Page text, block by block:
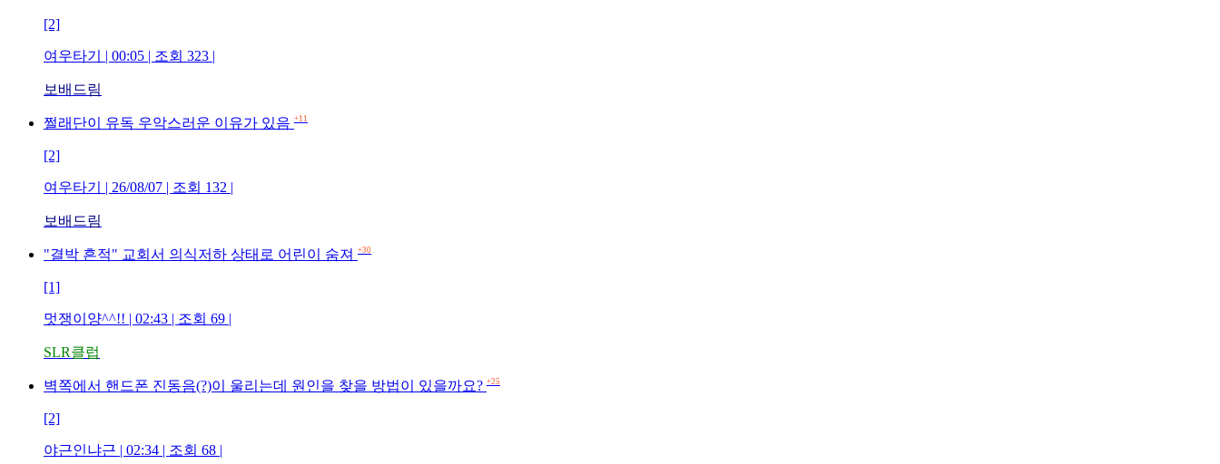
[2]
여우타기 | 00:05 | 조회 323 |
보배드림
쩔래단이 유독 우악스러운 이유가 있음 +11
[2]
여우타기 | 26/08/07 | 조회 132 |
보배드림
"결박 흔적" 교회서 의식저하 상태로 어린이 숨져 +30
[1]
멋쟁이양^^!! | 02:43 | 조회 69 |
SLR클럽
벽쪽에서 핸드폰 진동음(?)이 울리는데 원인을 찾을 방법이 있을까요? +25
[2]
야근인냐근 | 02:34 | 조회 68 |